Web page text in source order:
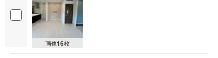
画像16枚